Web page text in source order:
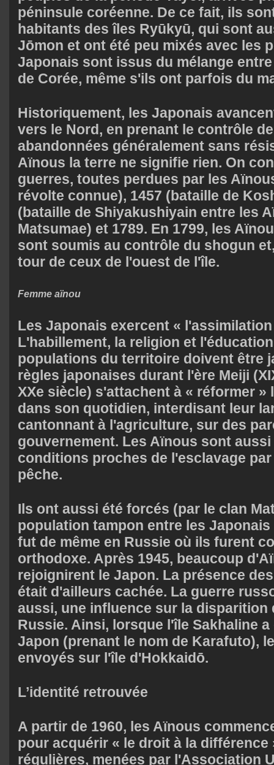
péninsule coréenne. De ce fait, ils
habitants des îles Ryūkyū, qui sont
Jōmon et ont été peu mixés avec les
Japonais sont issus du mélange
de Corée, même s'ils ont parfois du
Historiquement, les Japonais
vers le Nord, en prenant le contrôle
abandonnées généralement sans
Aïnous la terre ne signifie rien. On
guerres, toutes perdues par les
révolte connue), 1457 (bataille de
(bataille de Shiyakushiyain entre les
Matsumae) et 1789. En 1799, les
sont soumis au contrôle du shogun
tour de ceux de l'ouest de l'île.
Femme aïnou
Les Japonais exercent «
L'habillement, la religion et
populations du territoire doivent être
règles japonaises durant l'ère Meiji
XXe siècle) s'attachent à « réformer »
dans son quotidien, interdisant leur
cantonnant à l'agriculture, sur des
gouvernement. Les Aïnous sont
conditions proches de l'esclavage
pêche.
Ils ont aussi été forcés (par le clan
population tampon entre les
fut de même en Russie où ils furent
orthodoxe. Après 1945, beaucoup
rejoignirent le Japon. La présence
était d'ailleurs cachée. La guerre
aussi, une influence sur la disparition
Russie. Ainsi, lorsque l'île Sakhaline
Japon (prenant le nom de Karafuto),
envoyés sur l'île d'Hokkaidō.
L’identité retrouvée
A partir de 1960, les Aïnous
pour acquérir « le droit à la différence
régulières, menées par l'Association